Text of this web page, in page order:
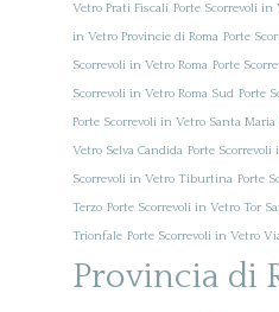
Vetro Prati Fiscali Porte Scorrevoli in
in Vetro Provincie di Roma Porte
Scorrevoli in Vetro Roma Porte
Scorrevoli in Vetro Roma Sud Porte
Porte Scorrevoli in Vetro Santa Maria
Vetro Selva Candida Porte
Scorrevoli in Vetro Tiburtina Porte
Terzo Porte Scorrevoli in Vetro Tor
Trionfale Porte Scorrevoli in Vetro
Provincia di